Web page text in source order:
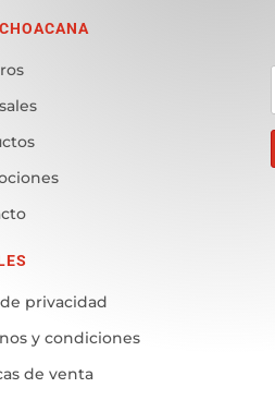
privacidad
y condiciones
de venta